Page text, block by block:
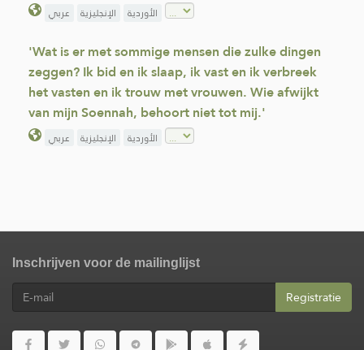
عربي الإنجليزية الأوردية
'Wat is er met sommige mensen die zulke dingen
zeggen? Ik bid en ik slaap, ik vast en ik verbreek
het vasten en ik trouw met vrouwen. Wie afwijkt
van mijn Soennah, behoort niet tot mij.'
عربي الإنجليزية الأوردية
Inschrijven voor de mailinglijst
Registratie